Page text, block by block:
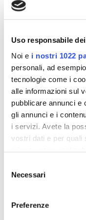
Uso responsabile
Noi e i nostri 1022
personali, ad
tecnologie come i
alle informazioni sul
pubblicare annunci e
gli annunci e i
i servizi. Avete la
vostri dati e per quali
modificare o
momento dalla
delNecessari
Preferenze
bustine
Aggiungi al